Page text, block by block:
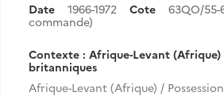
Date 1966-1972 Cote
63QO/
commande)
Contexte : Afrique-Levant (Afrique)
britanniques
Afrique-Levant (Afrique) /